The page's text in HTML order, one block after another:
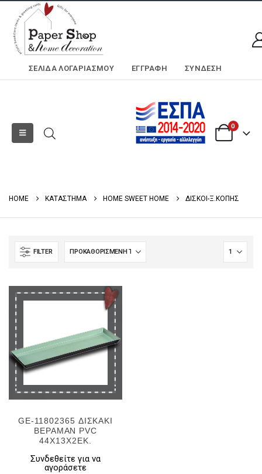
ΣΕΛΊΔΑ ΛΟΓΑΡΙΑΣΜΟΎ ΕΓΓΡΑΦΗ ΣΎΝΔΕΣΗ
0
HOME ΚΑΤΑΣΤΗΜΑ HOME SWEET HOME ΔΙΣΚΟΙ-Ξ.ΚΟΠΗΣ
FILTER
GE-11802365 ΔΙΣΚΑΚΙ
ΒΕΡΑΜΑΝ PVC
44Χ13Χ2ΕΚ.
Συνδεθείτε για να
αγοράσετε